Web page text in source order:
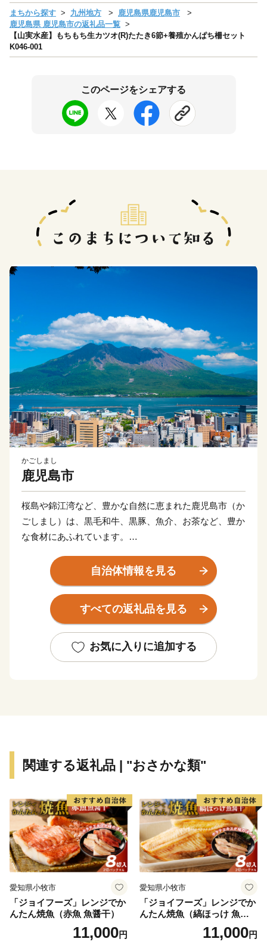
まちから探す 九州地方
鹿児島県鹿児島市
鹿児島県 鹿児島市の返礼品一覧
【山実水産】もちもち生カツオ(R)たたき6節+養殖かんぱち柵セット
K046-001
このページをシェアする
かごしまし
鹿児島市
桜島や錦江湾など、豊かな自然に恵まれた鹿児島市（か
ごしまし）は、黒毛和牛、黒豚、魚介、お茶など、豊か
な食材にあふれています。
産地ならではの味である焼酎やさつま揚げなど美味し
い“食”の宝庫です。
伝統の技を受け継ぎ、高い技術で生み出された薩摩切
また、南の交流拠点都市として各種都市機能が集積して
◆お礼の品について◆
・鹿児島市に寄附をしていただいた方を対象に、お礼の
品をお送りします。
（鹿児島市内にお住まいの方にはお礼の品はお送りし
ていません。予めご了承ください。）
・お礼の品は、寄附の入金確認後、おおむね１か月以内
にお届けいたします。
月を超える場合もございます。）
自治体情報を見る
すべての返礼品を見る
お気に入りに追加する
関連する返礼品 | "おさかな類"
愛知県小牧市
「ジョイフーズ」レンジでか
んたん焼魚（赤魚 魚醤干）
11,000円
愛知県小牧市
「ジョイフーズ」レンジでか
んたん焼魚（縞ほっけ 魚醤
11,000円